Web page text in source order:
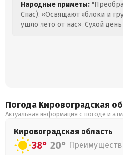
Народные приметы:
Спас). «Освящают яблоки и
ушло лето от нас». Сухой
Погода Кировоградская
Актуальная информация о погоде и
Кировоградская область
38° 20°